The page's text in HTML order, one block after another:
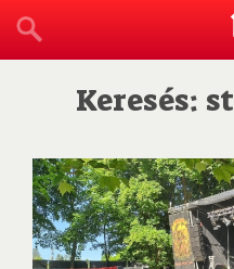
Keresés: